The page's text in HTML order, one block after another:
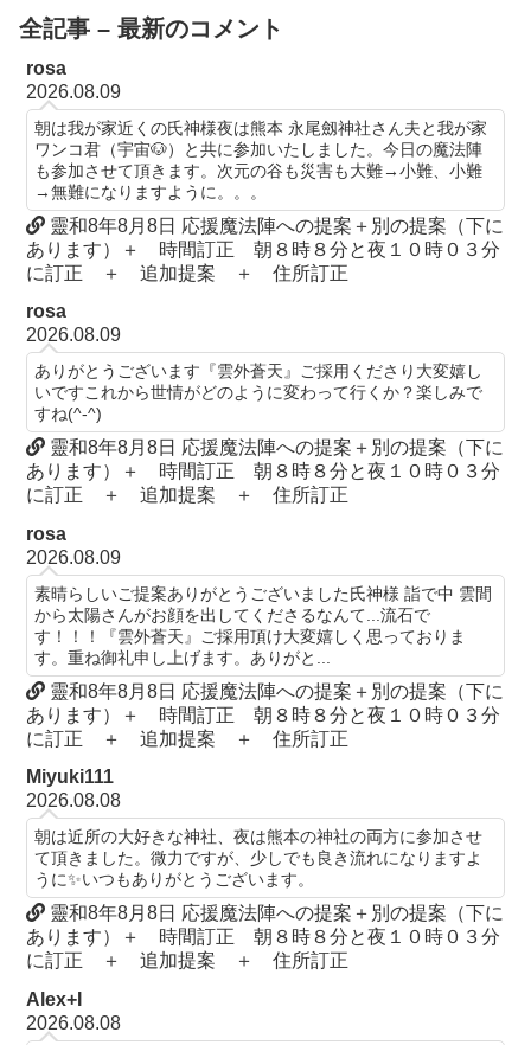
全記事 – 最新のコメント
rosa
2026.08.09
朝は我が家近くの氏神様夜は熊本 永尾劔神社さん夫と我が家
ワンコ君（宇宙🐶）と共に参加いたしました。今日の魔法陣
も参加させて頂きます。次元の谷も災害も大難→小難、小難
→無難になりますように。。。
靈和8年8月8日 応援魔法陣への提案＋別の提案（下に
あります）＋ 時間訂正 朝８時８分と夜１０時０３分
に訂正 ＋ 追加提案 ＋ 住所訂正
rosa
2026.08.09
ありがとうございます『雲外蒼天』ご採用くださり大変嬉し
いですこれから世情がどのように変わって行くか？楽しみで
すね(^-^)
靈和8年8月8日 応援魔法陣への提案＋別の提案（下に
あります）＋ 時間訂正 朝８時８分と夜１０時０３分
に訂正 ＋ 追加提案 ＋ 住所訂正
rosa
2026.08.09
素晴らしいご提案ありがとうございました氏神様 詣で中 雲間
から太陽さんがお顔を出してくださるなんて...流石で
す！！！『雲外蒼天』ご採用頂け大変嬉しく思っておりま
す。重ね御礼申し上げます。ありがと...
靈和8年8月8日 応援魔法陣への提案＋別の提案（下に
あります）＋ 時間訂正 朝８時８分と夜１０時０３分
に訂正 ＋ 追加提案 ＋ 住所訂正
Miyuki111
2026.08.08
朝は近所の大好きな神社、夜は熊本の神社の両方に参加させ
て頂きました。微力ですが、少しでも良き流れになりますよ
うに✨いつもありがとうございます。
靈和8年8月8日 応援魔法陣への提案＋別の提案（下に
あります）＋ 時間訂正 朝８時８分と夜１０時０３分
に訂正 ＋ 追加提案 ＋ 住所訂正
Alex+I
2026.08.08